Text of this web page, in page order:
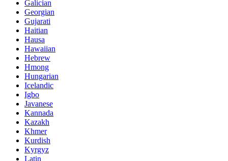
Galician
Georgian
Gujarati
Haitian
Hausa
Hawaiian
Hebrew
Hmong
Hungarian
Icelandic
Igbo
Javanese
Kannada
Kazakh
Khmer
Kurdish
Kyrgyz
Latin